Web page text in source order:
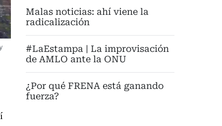
Malas noticias: ahí viene la
radicalización
#LaEstampa | La improvisación
de AMLO ante la ONU
¿Por qué FRENA está ganando
fuerza?